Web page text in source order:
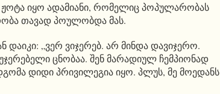
იყო ადამიანი, რომელიც პოპულარობას
თავად პოულობდა მას.
დაიკი: „ვერ ვიჯერებ. არ მინდა დავიჯერო.
ცნობაა. შენ მარადიულ ჩემპიონად
დიდი პრივილეგია იყო. პლუს, მე მოედანს